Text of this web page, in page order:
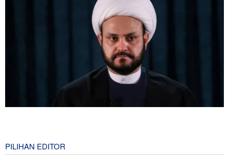
PILIHAN EDITOR